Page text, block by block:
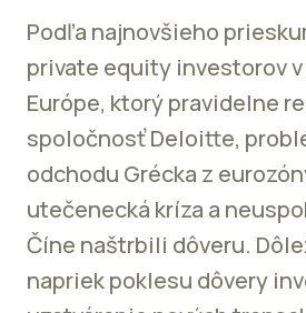
Podľa najnovšieho
private equity investorov
Európe, ktorý pravidelne
spoločnosť Deloitte,
odchodu Grécka z
utečenecká kríza a
Číne naštrbili dôveru.
napriek poklesu dôvery